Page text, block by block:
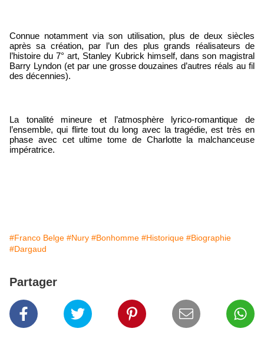
Connue notamment via son utilisation, plus de deux siècles
après sa création, par l’un des plus grands réalisateurs de
l’histoire du 7° art, Stanley Kubrick himself, dans son magistral
Barry Lyndon (et par une grosse douzaines d’autres réals au fil
des décennies).
La tonalité mineure et l’atmosphère lyrico-romantique de
l’ensemble, qui flirte tout du long avec la tragédie, est très en
phase avec cet ultime tome de Charlotte la malchanceuse
impératrice.
#Franco Belge #Nury #Bonhomme #Historique #Biographie
#Dargaud
Partager